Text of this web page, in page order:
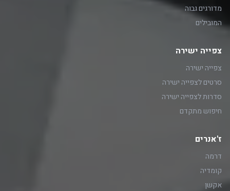
מדורגים גבוה
המובילים
צפייה ישירה
צפייה ישירה
סרטים לצפייה ישירה
סדרות לצפייה ישירה
חיפוש מתקדם
ז'אנרים
דרמה
קומדיה
אקשן